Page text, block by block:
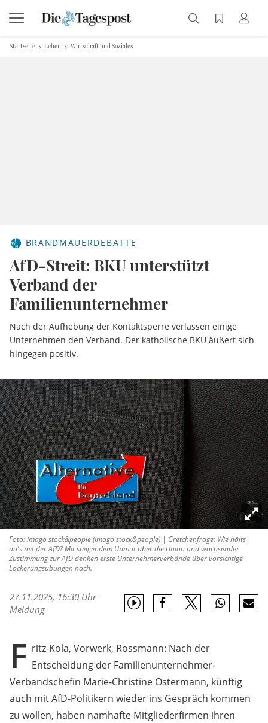
Startseite Leben Wirtschaft und Soziales
BRANDMAUERDEBATTE
AfD-Streit: BKU unterstützt
Verband der
Familienunternehmer
Nach der Aufhebung der Kontaktsperre verlassen einige
Unternehmen den Verband. Der katholische BKU äußert sich
hingegen positiv.
Foto: imago stock&people (imago stock&people) | Gretchenfrage: Wie hälts
du's mit der AfD? Mit steigendem Unmut über die Union und wachsender
Zustimmung zur AfD denken erste Unternehmerverbände über vorsichtige
Lockerungsübungen nach.
27.11.2025, 16:30 Uhr
Meldung
F ritz-Kola, Vorwerk, Rossmann: Nach der
Entscheidung der Familienunternehmer-
Verbandschefin Marie-Christine Ostermann, künftig
auch mit AfD-Politikern wieder ins Gespräch kommen
zu wollen, haben namhafte Mitgliederfirmen ihren